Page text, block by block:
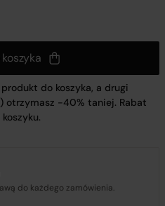
do koszyka, a drugi
otrzymasz -40% taniej. Rabat
do każdego zamówienia.